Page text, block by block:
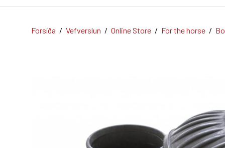
Forsíða / Vefverslun / Online Store / For the horse /